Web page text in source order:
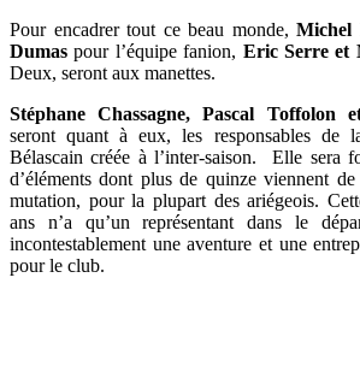
Pour encadrer tout ce beau monde,Michel
Dumas pour l’équipe fanion, Eric Serre et
Deux, seront aux manettes.
Stéphane Chassagne, Pascal Toffolon
seront quant à eux, les responsables de
Bélascain créée à l’inter-saison. Elle sera
d’éléments dont plus de quinze viennent
mutation, pour la plupart des ariégeois.
ans n’a qu’un représentant dans le
incontestablement une aventure et une
pour le club.